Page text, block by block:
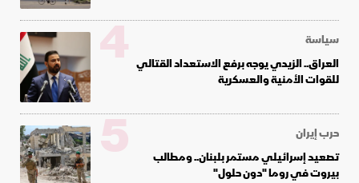
سياسة
العراق.. الزيدي يوجه برفع الاستعداد القتالي
للقوات الأمنية والعسكرية
4
حرب إيران
تصعيد إسرائيلي مستمر بلبنان.. ومطالب
بيروت في روما "دون حلول"
5